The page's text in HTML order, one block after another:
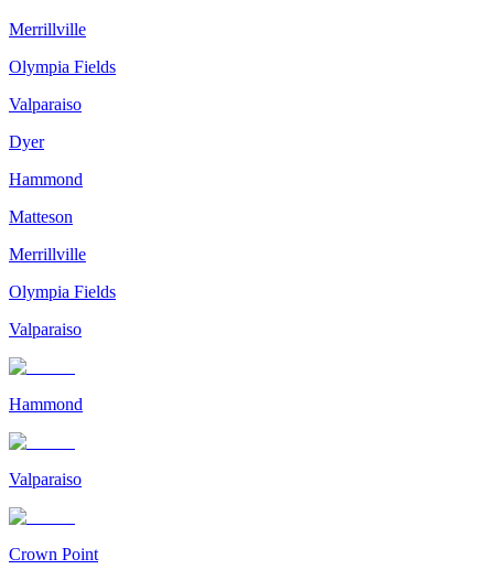
Merrillville
Olympia Fields
Valparaiso
Dyer
Hammond
Matteson
Merrillville
Olympia Fields
Valparaiso
Hammond
Valparaiso
Crown Point